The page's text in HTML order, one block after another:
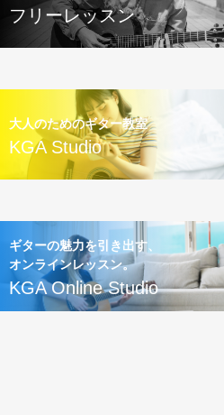
フリーレッスン
大人のためのギター教室
KGA Studio
ギターの魅力を引き出す、
オンラインレッスン。
KGA Online Studio